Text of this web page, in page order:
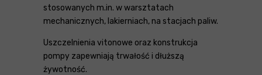
stosowanych m.in. w warsztatach
mechanicznych, lakierniach, na stacjach paliw.
Uszczelnienia vitonowe oraz konstrukcja
pompy zapewniają trwałość i dłuższą
żywotność.